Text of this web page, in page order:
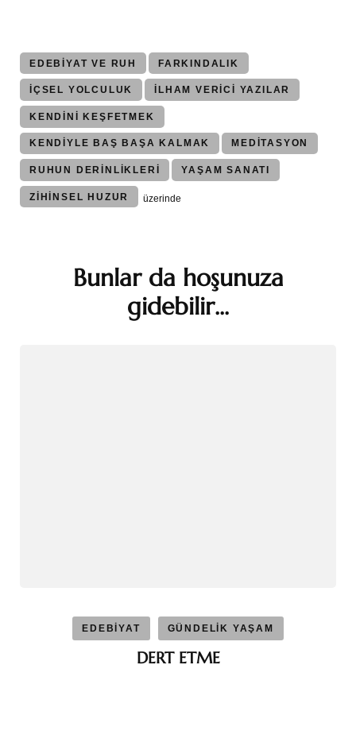
EDEBIYAT VE RUH FARKINDALIK
İÇSEL YOLCULUK İLHAM VERICI YAZILAR
KENDINI KEŞFETMEK
KENDIYLE BAŞ BAŞA KALMAK MEDITASYON
RUHUN DERINLIKLERI YAŞAM SANATI
ZIHINSEL HUZUR üzerinde
Bunlar da hoşunuza
gidebilir...
EDEBİYAT GÜNDELİK YAŞAM
DERT ETME